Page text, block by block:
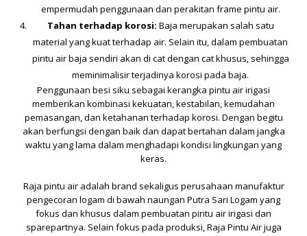
empermudah penggunaan dan perakitan frame pintu air.
Tahan terhadap korosi: Baja merupakan salah satu
material yang kuat terhadap air. Selain itu, dalam pembuatan
pintu air baja sendiri akan di cat dengan cat khusus, sehingga
meminimalisir terjadinya korosi pada baja.
Penggunaan besi siku sebagai kerangka pintu air irigasi
memberikan kombinasi kekuatan, kestabilan, kemudahan
pemasangan, dan ketahanan terhadap korosi. Dengan begitu
akan berfungsi dengan baik dan dapat bertahan dalam jangka
waktu yang lama dalam menghadapi kondisi lingkungan yang
keras.
Raja pintu airadalah brand sekaligus perusahaan manufaktur
pengecoran logam di bawah naungan Putra Sari Logam yang
fokus dan khusus dalam pembuatan pintu air irigasi dan
sparepartnya. Selain fokus pada produksi,Raja Pintu Airjuga